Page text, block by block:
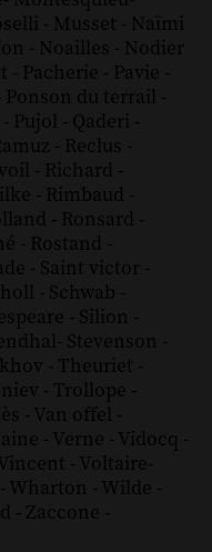
- Musset - Naïmi
- Noailles - Nodier
- Pacherie - Pavie -
Ponson du terrail -
- Pujol - Qaderi -
- Reclus -
- Richard -
- Rimbaud -
- Ronsard -
- Rostand -
- Saint victor -
- Schwab -
- Silion -
- Stevenson -
- Theuriet -
- Trollope -
- Van offel -
- Verne - Vidocq -
Vincent - Voltaire-
- Wharton - Wilde -
- Zaccone -